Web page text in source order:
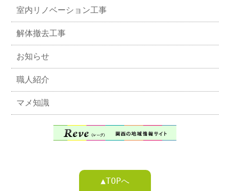
室内リノベーション工事
解体撤去工事
お知らせ
職人紹介
マメ知識
▲TOPへ